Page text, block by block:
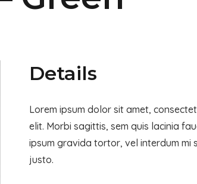
Details
Lorem ipsum dolor sit amet,
elit. Morbi sagittis, sem quis lacinia
ipsum gravida tortor, vel interdum mi
justo.